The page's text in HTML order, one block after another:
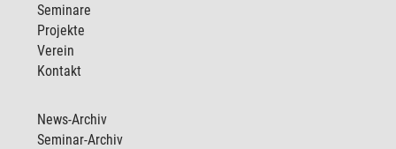
Seminare
Projekte
Verein
Kontakt
News-Archiv
Seminar-Archiv